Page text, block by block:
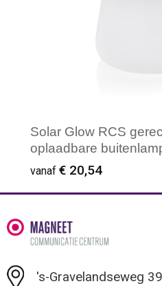
Solar Glow RCS
oplaadbare
vanaf € 20,54
Minimale afname: 1
's-Gravelandseweg